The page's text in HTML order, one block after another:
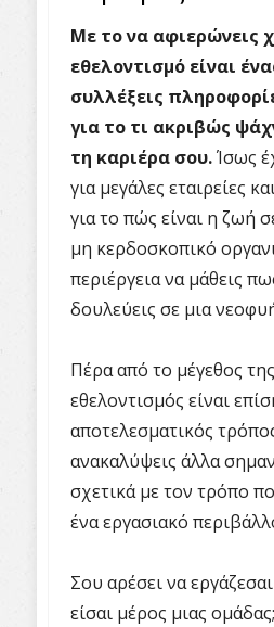
Με το να αφιερώνεις
εθελοντισμό είναι
συλλέξεις
για το τι ακριβώς
τη καριέρα σου.Ίσως
για μεγάλες εταιρείες
για το πώς είναι η ζωή
μη κερδοσκοπικό
περιέργεια να μάθεις
δουλεύεις σε μια
Πέρα από το μέγεθος
εθελοντισμός είναι
αποτελεσματικός
ανακαλύψεις άλλα
σχετικά με τον τρόπο
ένα εργασιακό
Σου αρέσει να
είσαι μέρος μιας ομάδας;